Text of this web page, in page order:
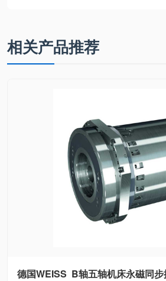
重型B轴、3DB6通
用型B轴
相关产品推荐